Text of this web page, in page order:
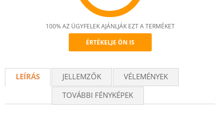
Recommend
100% AZ ÜGYFELEK AJÁNLJÁK EZT A TERMÉKET
ÉRTÉKELJE ÖN IS
LEÍRÁS JELLEMZŐK
VÉLEMÉNYEK
TOVÁBBI FÉNYKÉPEK